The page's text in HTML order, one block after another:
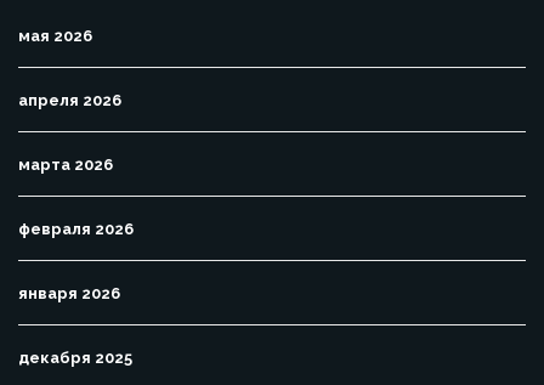
мая 2026
апреля 2026
марта 2026
февраля 2026
января 2026
декабря 2025